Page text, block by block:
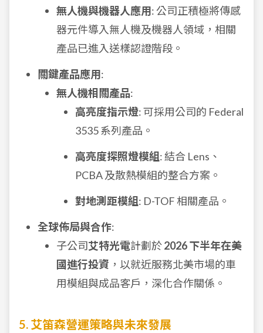
無人機與機器人應用: 公司正積極將傳感
器元件導入無人機及機器人領域，相關
產品已進入送樣認證階段。
關鍵產品應用:
無人機相關產品:
高亮度指示燈: 可採用公司的 Federal
3535 系列產品。
高亮度探照燈模組 : 結合 Lens、
PCBA 及散熱模組的整合方案。
對地測距模組 : D-TOF 相關產品。
全球佈局與合作:
子公司艾特光電計劃於2026 下半年在美
國進行投資 ，以就近服務北美市場的車
用模組與成品客戶，深化合作關係。
5. 艾笛森營運策略與未來發展